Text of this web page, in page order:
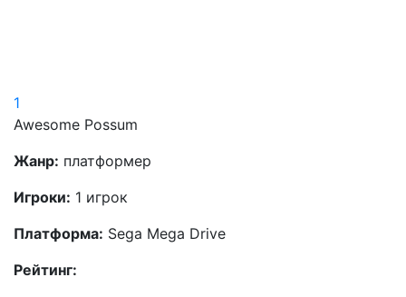
1
Awesome Possum
Жанр: платформер
Игроки: 1 игрок
Платформа: Sega Mega Drive
Рейтинг: